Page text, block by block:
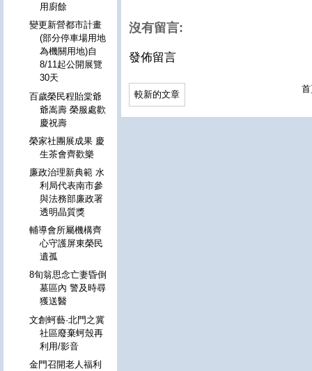
沒有留言:
發佈留言
較新的文章
用廚餘
變更新營都市計畫
(部分停車場用地
為機關用地)自
8/11起公開展覽
30天
百歲榮民程貽棠爺
爺嵩壽 榮服處歡
慶祝壽
榮家社團展成果 慶
生茶會齊歡樂
廉政治理新典範 水
利局代表南市參
與法務部廉政署
透明晶質獎
輔導會所屬機構齊
心守護屏東榮民
遺孤
8旬翁思念亡妻昏倒
墓區內 警及時尋
獲送醫
文創蚵藝·北門之冀
社區廢棄蚵殼再
利用/影音
金門召開老人福利